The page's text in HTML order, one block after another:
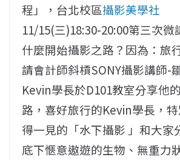
程」，台北校區攝影美學社
11/15(三)18:30-20:00第三次微
什麼開始攝影之路？因為：旅
請會計師斜槓SONY攝影講師-
Kevin學長於D101教室分享他
路，喜好旅行的Kevin學長，
得一見的「水下攝影 」和大家
底下愜意遨遊的生物、無重力